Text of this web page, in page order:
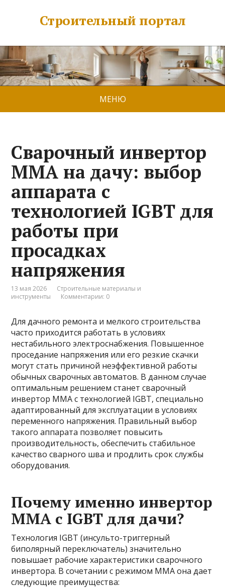
Строительный портал
МЕНЮ
Сварочный инвертор
ММА на дачу: выбор
аппарата с
технологией IGBT для
работы при
просадках
напряжения
13 мая 2026
Строительные материалы и
инструменты
Комментарии: 0
Для дачного ремонта и мелкого строительства
часто приходится работать в условиях
нестабильного электроснабжения. Повышенное
проседание напряжения или его резкие скачки
могут стать причиной неэффективной работы
обычных сварочных автоматов. В данном случае
оптимальным решением станет сварочный
инвертор ММА с технологией IGBT, специально
адаптированный для эксплуатации в условиях
переменного напряжения. Правильный выбор
такого аппарата позволяет повысить
производительность, обеспечить стабильное
качество сварного шва и продлить срок службы
оборудования.
Почему именно инвертор
ММА с IGBT для дачи?
Технология IGBT (инсульто-триггерный
биполярный переключатель) значительно
повышает рабочие характеристики сварочного
инвертора. В сочетании с режимом ММА она дает
следующие преимущества: